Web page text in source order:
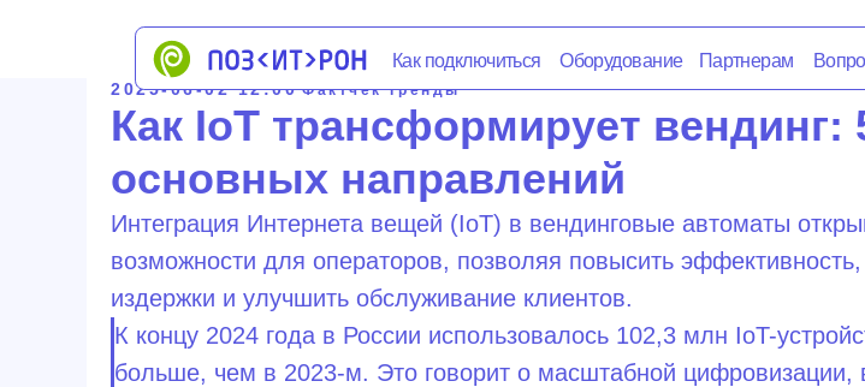
Как подключиться Партнерам
Оборудование Вопросы
2025-06-02 12:00 Фактчек Тренды
Как IoT трансформирует вендинг:
основных направлений
Интеграция Интернета вещей (IoT) в вендинговые автоматы
возможности для операторов, позволяя повысить эффективность,
издержки и улучшить обслуживание клиентов.
К концу 2024 года в России использовалось 102,3 млн IoT-
больше, чем в 2023-м. Это говорит о масштабной цифровизации,